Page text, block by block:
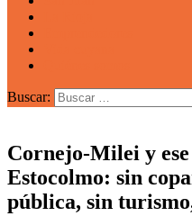
Buscar:
Cornejo-Milei y
Estocolmo: sin
pública, sin